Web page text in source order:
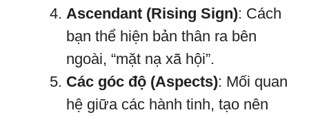
Ascendant (Rising Sign): Cách
bạn thể hiện bản thân ra bên
ngoài, “mặt nạ xã hội”.
Các góc độ (Aspects): Mối quan
hệ giữa các hành tinh, tạo nên